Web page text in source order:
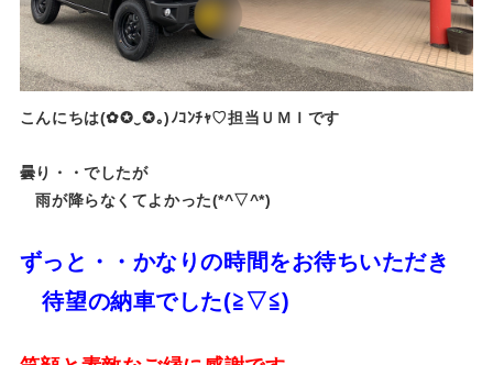
こんにちは(✿✪‿✪｡)ﾉｺﾝﾁｬ♡担当ＵＭＩです
曇り・・でしたが
雨が降らなくてよかった(*^▽^*)
ずっと・・かなりの時間をお待ちいただき
待望の納車でした(≧▽≦)